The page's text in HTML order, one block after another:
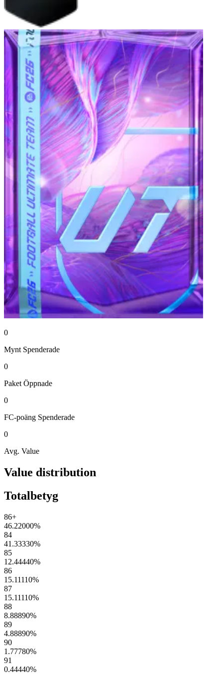
0
Mynt Spenderade
0
Paket Öppnade
0
FC-poäng Spenderade
0
Avg. Value
Value distribution
Totalbetyg
86+
46.22000%
84
41.33330%
85
12.44440%
86
15.11110%
87
15.11110%
88
8.88890%
89
4.88890%
90
1.77780%
91
0.44440%